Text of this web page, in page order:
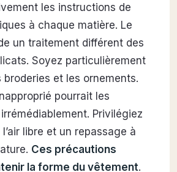
les instructions de
à chaque matière. Le
un traitement différent des
Soyez particulièrement
broderies et les ornements.
pourrait les
Privilégiez
libre et un repassage à
Ces précautions
la forme du vêtement.